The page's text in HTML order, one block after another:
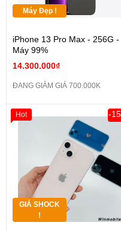
Máy Đẹp !
iPhone 13 Pro Max - 256G -
Máy 99%
14.300.000₫
ĐANG GIẢM GIÁ 700.000K
GIÁ SHOCK
!
-
Hot